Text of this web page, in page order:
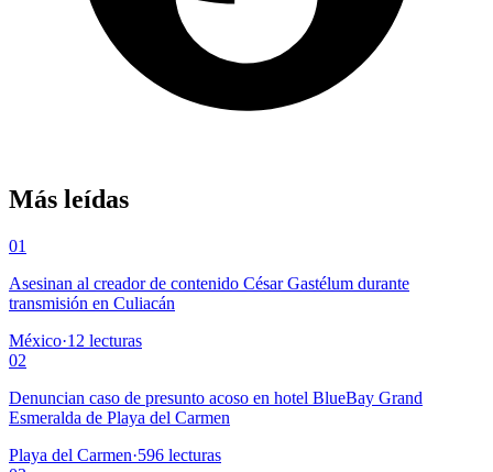
Más leídas
01
Asesinan al creador de contenido César Gastélum durante
transmisión en Culiacán
México·12 lecturas
02
Denuncian caso de presunto acoso en hotel BlueBay Grand
Esmeralda de Playa del Carmen
Playa del Carmen·596 lecturas